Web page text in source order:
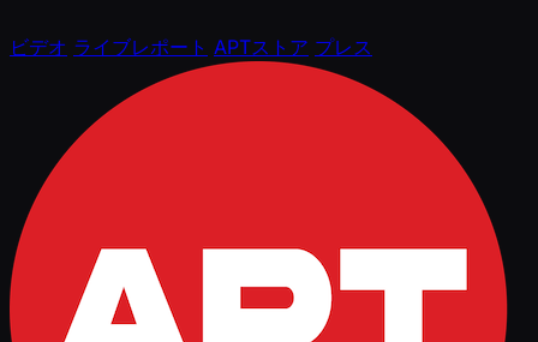
ビデオ ライブレポート APTストア プレス